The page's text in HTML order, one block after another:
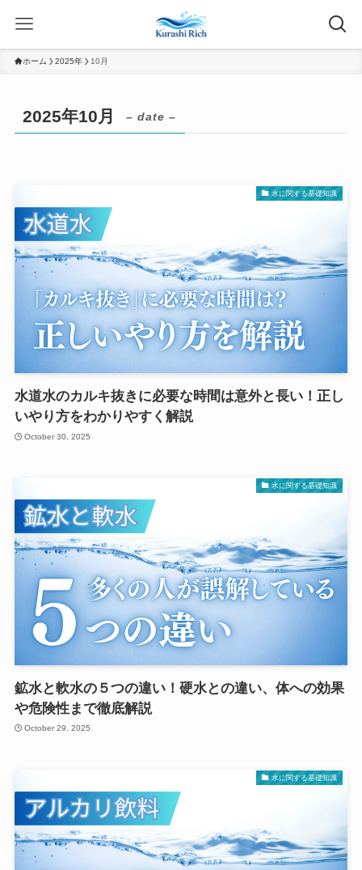
ホーム 2025年 10月
2025年10月 – date –
水に関する基礎知識
水道水のカルキ抜きに必要な時間は意外と長い！正し
いやり方をわかりやすく解説
October 30, 2025
水に関する基礎知識
鉱水と軟水の５つの違い！硬水との違い、体への効果
や危険性まで徹底解説
October 29, 2025
水に関する基礎知識